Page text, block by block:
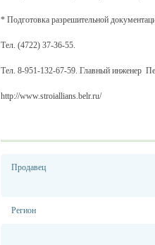
* Подготовка разрешительной
Тел. (4722) 37-36-55.
Тел. 8-951-132-67-59. Главный инженер
http://www.stroiallians.belr.ru/
Продавец
Регион